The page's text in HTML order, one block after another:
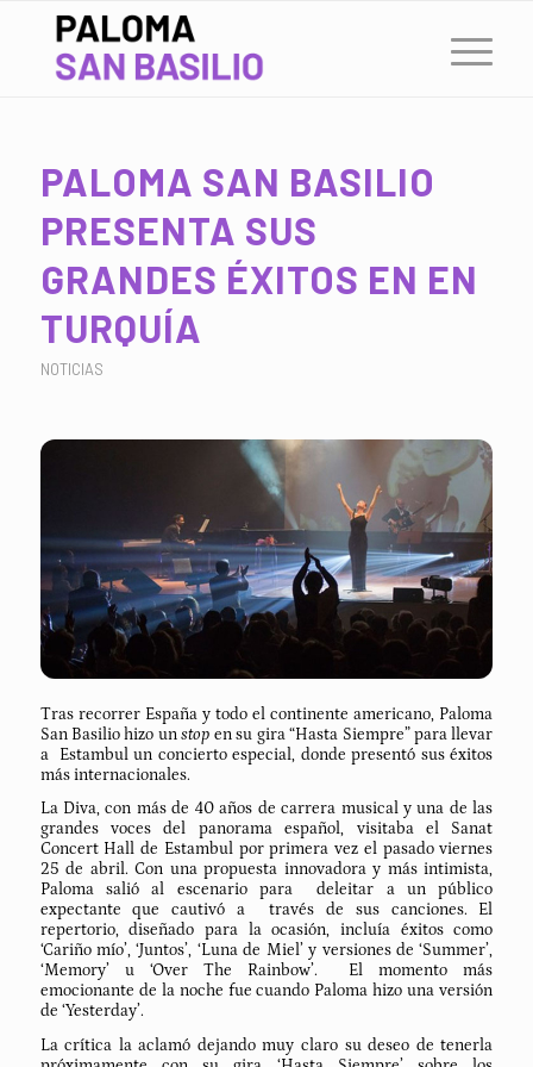
PALOMA SAN BASILIO
PRESENTA SUS
GRANDES ÉXITOS EN EN
TURQUÍA
NOTICIAS
Tras recorrer España y todo el continente americano, Paloma
San Basilio hizo unstop en su gira “Hasta Siempre” para llevar
a Estambul un concierto especial, donde presentó sus éxitos
más internacionales.
La Diva, con más de 40 años de carrera musical y una de las
grandes voces del panorama español, visitaba el Sanat
Concert Hall de Estambul por primera vez el pasado viernes
25 de abril. Con una propuesta innovadora y más intimista,
Paloma salió al escenario para deleitar a un público
expectante que cautivó a través de sus canciones. El
repertorio, diseñado para la ocasión, incluía éxitos como
‘Cariño mío’, ‘Juntos’, ‘Luna de Miel’ y versiones de ‘Summer’,
‘Memory’ u ‘Over The Rainbow’. El momento más
emocionante de la noche fue cuando Paloma hizo una versión
de ‘Yesterday’.
La crítica la aclamó dejando muy claro su deseo de tenerla